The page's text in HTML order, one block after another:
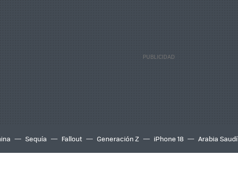
Sequía Fallout Generación Z iPhone 18 Arabia Saudí